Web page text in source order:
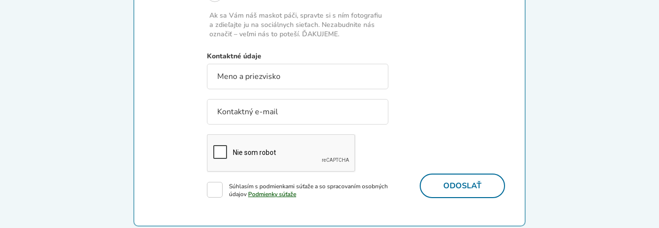
Ak sa Vám náš maskot páči, spravte si s ním fotografiu
a zdieľajte ju na sociálnych sieťach. Nezabudnite nás
označiť – veľmi nás to poteší. ĎAKUJEME.
Kontaktné údaje
Súhlasím s podmienkami súťaže a so spracovaním osobných
údajov Podmienky súťaže
ODOSLAŤ